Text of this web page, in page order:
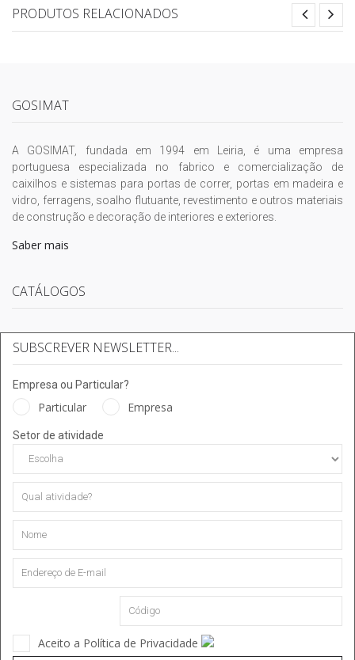
PRODUTOS RELACIONADOS
GOSIMAT
A GOSIMAT, fundada em 1994 em Leiria, é uma empresa
portuguesa especializada no fabrico e comercialização de
caixilhos e sistemas para portas de correr, portas em madeira e
vidro, ferragens, soalho flutuante, revestimento e outros materiais
de construção e decoração de interiores e exteriores.
Saber mais
CATÁLOGOS
SUBSCREVER NEWSLETTER...
Empresa ou Particular?
Particular Empresa
Setor de atividade
Aceito a Política de Privacidade